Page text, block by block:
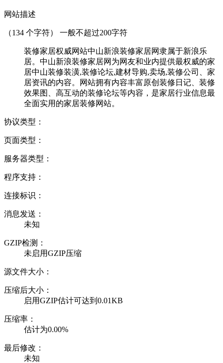
网站描述
（134 个字符） 一般不超过200字符
装修家居权威网站中山新浪装修家居网隶属于新浪乐
居。中山新浪装修家居网为网友和业内提供最权威的家
居中山装修装潢,装修论坛,建材导购,卖场,装修公司、家
居资讯的内容。网站拥有内容丰富原创装修日记、装修
效果图、高互动的装修论坛等内容，是家居行业信息最
全面实用的家居装修网站。
协议类型：
页面类型：
服务器类型：
程序支持：
连接标识：
消息发送：
未知
GZIP检测：
未启用GZIP压缩
源文件大小：
压缩后大小：
启用GZIP估计可达到0.01KB
压缩率：
估计为0.00%
最后修改：
未知